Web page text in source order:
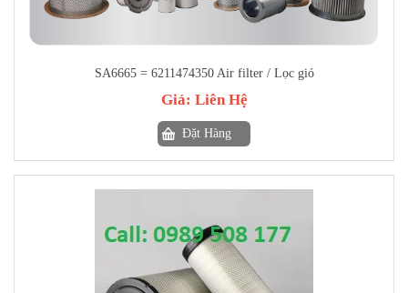
SA6665 = 6211474350 Air filter / Lọc gió
Giá: Liên Hệ
Đặt Hàng